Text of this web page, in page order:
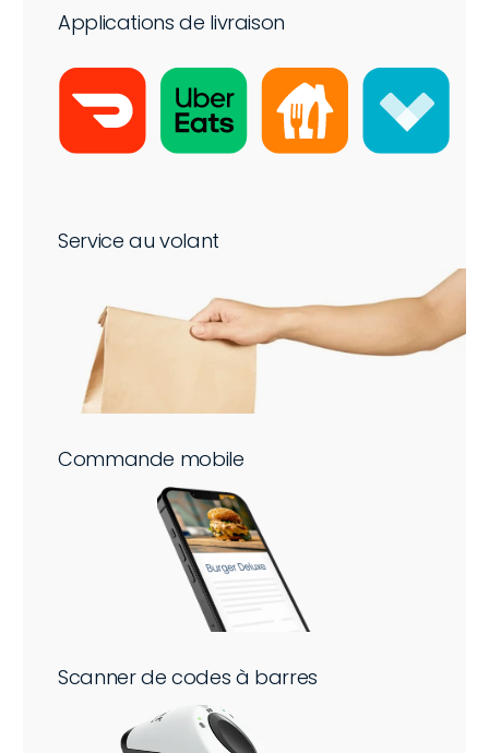
Applications de livraison
Service au volant
Commande mobile
Scanner de codes à barres